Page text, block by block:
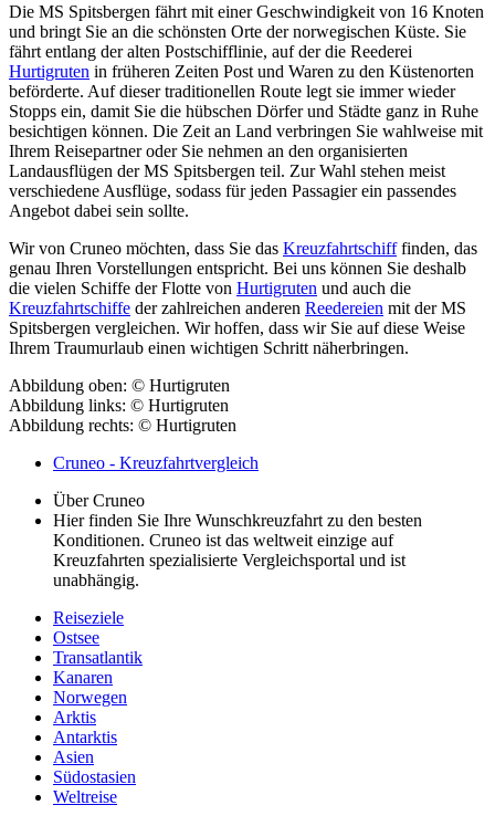
Die MS Spitsbergen fährt mit einer Geschwindigkeit von 16 Knoten
und bringt Sie an die schönsten Orte der norwegischen Küste. Sie
fährt entlang der alten Postschifflinie, auf der die Reederei
Hurtigruten in früheren Zeiten Post und Waren zu den Küstenorten
beförderte. Auf dieser traditionellen Route legt sie immer wieder
Stopps ein, damit Sie die hübschen Dörfer und Städte ganz in Ruhe
besichtigen können. Die Zeit an Land verbringen Sie wahlweise mit
Ihrem Reisepartner oder Sie nehmen an den organisierten
Landausflügen der MS Spitsbergen teil. Zur Wahl stehen meist
verschiedene Ausflüge, sodass für jeden Passagier ein passendes
Angebot dabei sein sollte.
Wir von Cruneo möchten, dass Sie das Kreuzfahrtschifffinden, das
genau Ihren Vorstellungen entspricht. Bei uns können Sie deshalb
die vielen Schiffe der Flotte von Hurtigruten und auch die
Kreuzfahrtschiffe der zahlreichen anderen Reedereien mit der MS
Spitsbergen vergleichen. Wir hoffen, dass wir Sie auf diese Weise
Ihrem Traumurlaub einen wichtigen Schritt näherbringen.
Abbildung oben: © Hurtigruten
Abbildung links: © Hurtigruten
Abbildung rechts: © Hurtigruten
Cruneo - Kreuzfahrtvergleich
Über Cruneo
Hier finden Sie Ihre Wunschkreuzfahrt zu den besten
Konditionen. Cruneo ist das weltweit einzige auf
Kreuzfahrten spezialisierte Vergleichsportal und ist
unabhängig.
Reiseziele
Ostsee
Transatlantik
Kanaren
Norwegen
Arktis
Antarktis
Asien
Südostasien
Weltreise